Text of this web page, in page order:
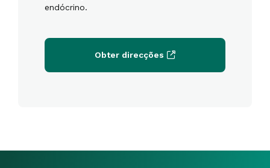
endócrino.
Obter direcções